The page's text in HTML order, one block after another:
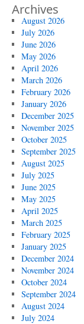
Archives
August 2026
July 2026
June 2026
May 2026
April 2026
March 2026
February 2026
January 2026
December 2025
November 2025
October 2025
September 2025
August 2025
July 2025
June 2025
May 2025
April 2025
March 2025
February 2025
January 2025
December 2024
November 2024
October 2024
September 2024
August 2024
July 2024